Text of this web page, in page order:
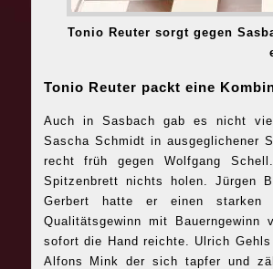
Tonio Reuter sorgt gegen
Tonio Reuter packt eine
Auch in Sasbach gab es nicht
Sascha Schmidt in ausgeglichener
recht früh gegen Wolfgang
Spitzenbrett nichts holen. Jürgen
Gerbert hatte er einen
Qualitätsgewinn mit
sofort die Hand reichte. Ulrich
Alfons Mink der sich tapfer und